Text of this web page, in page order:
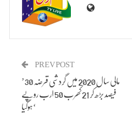
PREV POST
’مالی سال 2020 میں گردشی قرضہ 30
فیصد بڑھ کر 21 کھرب 50 ارب روپے
ہوگیا‘